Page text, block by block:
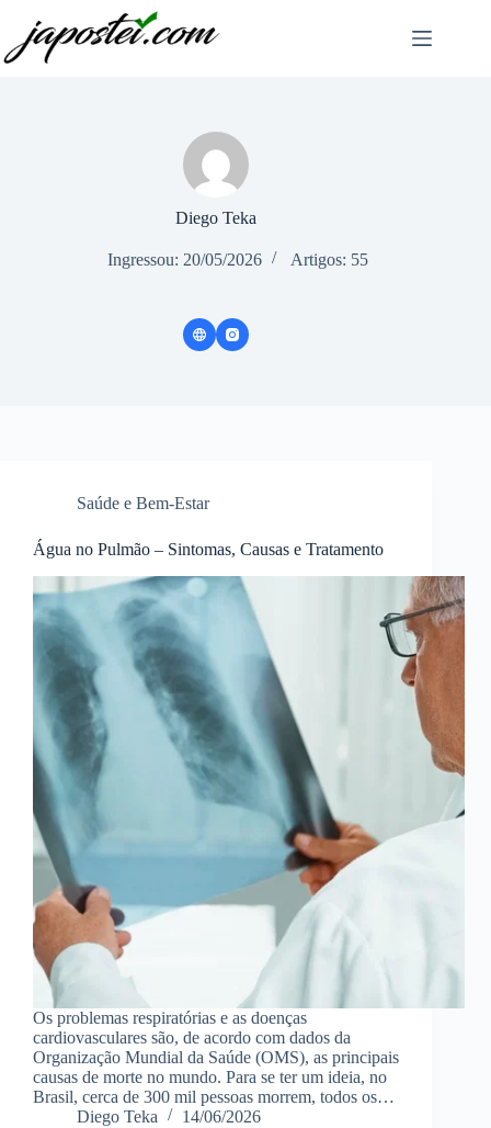
conteúdo
Diego Teka
Ingressou: 20/05/2026 Artigos: 55
Saúde e Bem-Estar
Água no Pulmão – Sintomas, Causas e Tratamento
Os problemas respiratórias e as doenças
cardiovasculares são, de acordo com dados da
Organização Mundial da Saúde (OMS), as principais
causas de morte no mundo. Para se ter um ideia, no
Brasil, cerca de 300 mil pessoas morrem, todos os…
Diego Teka
14/06/2026